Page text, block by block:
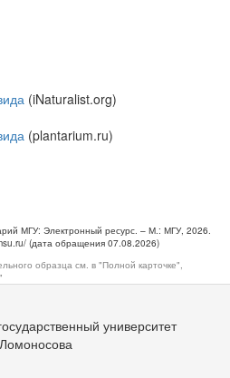
(iNaturalist.org)
(plantarium.ru)
МГУ: Электронный ресурс. – М.: МГУ, 2026.
(дата обращения 07.08.2026)
образца см. в "Полной карточке",
университет